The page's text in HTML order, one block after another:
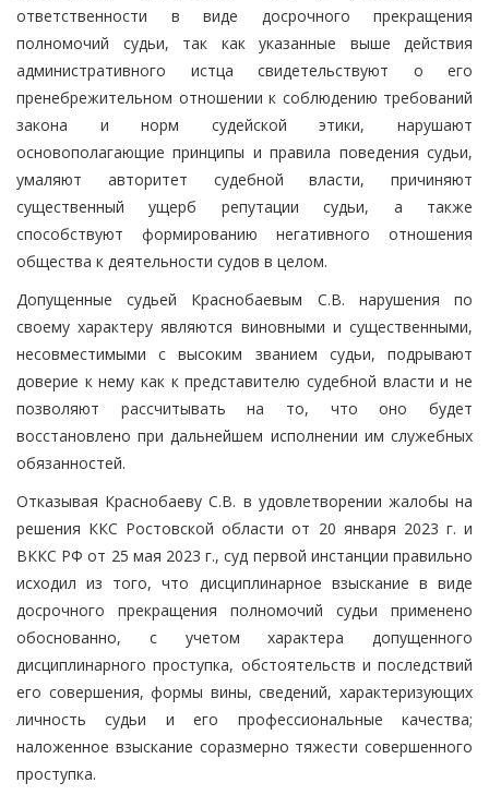
ответственности в виде досрочного прекращения
полномочий судьи, так как указанные выше действия
административного истца свидетельствуют о его
пренебрежительном отношении к соблюдению требований
закона и норм судейской этики, нарушают
основополагающие принципы и правила поведения судьи,
умаляют авторитет судебной власти, причиняют
существенный ущерб репутации судьи, а также
способствуют формированию негативного отношения
общества к деятельности судов в целом.
Допущенные судьей Краснобаевым С.В. нарушения по
своему характеру являются виновными и существенными,
несовместимыми с высоким званием судьи, подрывают
доверие к нему как к представителю судебной власти и не
позволяют рассчитывать на то, что оно будет
восстановлено при дальнейшем исполнении им служебных
обязанностей.
Отказывая Краснобаеву С.В. в удовлетворении жалобы на
решения ККС Ростовской области от 20 января 2023 г. и
ВККС РФ от 25 мая 2023 г., суд первой инстанции правильно
исходил из того, что дисциплинарное взыскание в виде
досрочного прекращения полномочий судьи применено
обоснованно, с учетом характера допущенного
дисциплинарного проступка, обстоятельств и последствий
его совершения, формы вины, сведений, характеризующих
личность судьи и его профессиональные качества;
наложенное взыскание соразмерно тяжести совершенного
проступка.